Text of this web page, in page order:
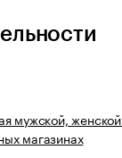
мужской,
магазинах